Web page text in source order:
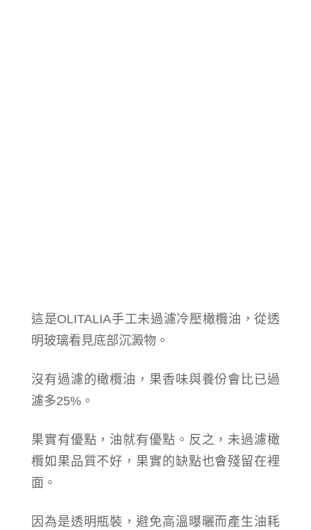
這是OLITALIA手工未過濾冷壓橄欖油，從透
明玻璃看見底部沉澱物。
沒有過濾的橄欖油，果香味與養份會比已過
濾多25%。
果實有優點，油就有優點。反之，未過濾橄
欖如果品質不好，果實的缺點也會殘留在裡
面。
因為是透明瓶裝，避免高溫曝曬而產生油耗